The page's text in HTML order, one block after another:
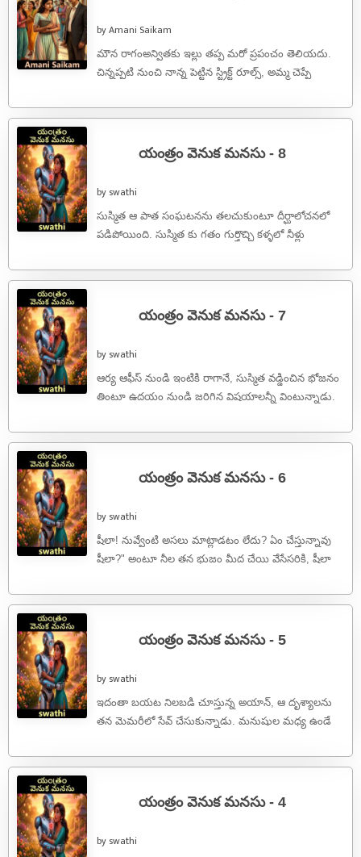
by Amani Saikam
మౌన రాగంఅన్వితకు ఇల్లు తప్ప మరో ప్రపంచం తెలియదు.
చిన్నప్పటి నుంచి నాన్న పెట్టిన స్ట్రిక్ట్ రూల్స్, అమ్మ చెప్పే
యంత్రం వెనుక మనసు - 8
by swathi
సుస్మిత ఆ పాత సంఘటనను తలచుకుంటూ దీర్ఘాలోచనలో
పడిపోయింది. సుస్మిత కు గతం గుర్తొచ్చి కళ్ళలో నీళ్లు
యంత్రం వెనుక మనసు - 7
by swathi
ఆర్య ఆఫీస్ నుండి ఇంటికి రాగానే, సుస్మిత వడ్డించిన భోజనం
తింటూ ఉదయం నుండి జరిగిన విషయాలన్నీ వింటున్నాడు.
యంత్రం వెనుక మనసు - 6
by swathi
షీలా! నువ్వేంటి అసలు మాట్లాడటం లేదు? ఏం చేస్తున్నావు
షీలా?" అంటూ నీల తన భుజం మీద చేయి వేసేసరికి, షీలా
యంత్రం వెనుక మనసు - 5
by swathi
ఇదంతా బయట నిలబడి చూస్తున్న అయాన్, ఆ దృశ్యాలను
తన మెమరీలో సేవ్ చేసుకున్నాడు. మనుషుల మధ్య ఉండే
యంత్రం వెనుక మనసు - 4
by swathi